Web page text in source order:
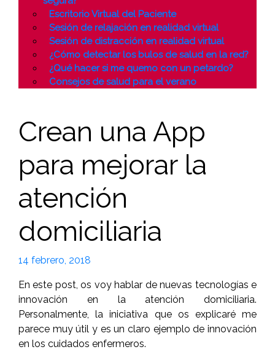
Escritorio Virtual del Paciente
Sesión de relajación en realidad virtual
Sesión de distracción en realidad virtual
¿Cómo detectar los bulos de salud en la red?
¿Qué hacer si me quemo con un petardo?
Consejos de salud para el verano
Crean una App
para mejorar la
atención
domiciliaria
14 febrero, 2018
En este post, os voy hablar de nuevas tecnologías e
innovación en la atención domiciliaria.
Personalmente, la iniciativa que os explicaré me
parece muy útil y es un claro ejemplo de innovación
en los cuidados enfermeros.